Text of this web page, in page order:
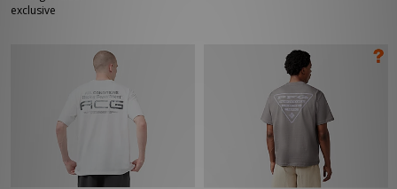
exclusive